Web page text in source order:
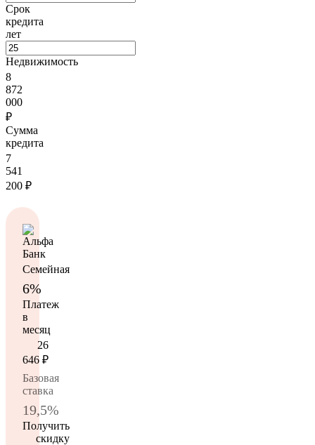
Срок
кредита
лет
Недвижимость
8
872
000
₽
Сумма
кредита
7
541
200 ₽
Семейная
6%
Платеж
в
месяц
26
646 ₽
Базовая
ставка
19,5%
Получить
скидку